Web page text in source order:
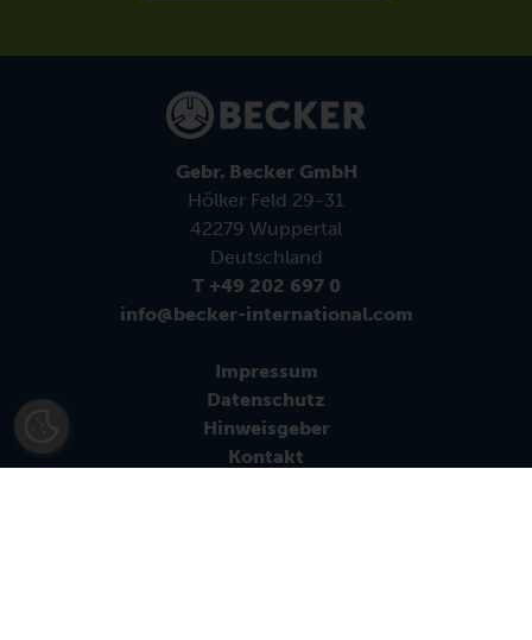
Gebr. Becker GmbH
Hölker Feld 29-31
42279 Wuppertal
Deutschland
T +49 202 697 0
info@becker-international.com
Impressum
Datenschutz
Hinweisgeber
Kontakt